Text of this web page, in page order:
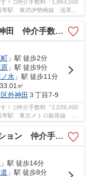
！ □仲介手数料『1,963,500
寄駅 東武伊勢崎線 浅草
境で...
料＋15万円現金プレゼント中
」駅 徒歩2分
」駅 徒歩9分
水 」駅 徒歩11分
㎡
外神田 ３丁目7-9
！ □仲介手数料『2,039,400
寄駅 東京メトロ銀座線 末
メト...
料＋15万円現金プレゼント中
」駅 徒歩14分
」駅 徒歩8分